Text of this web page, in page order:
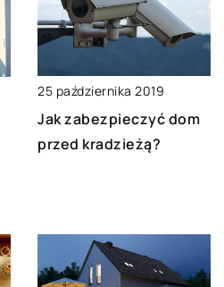
25 października 2019
Jak zabezpieczyć dom
przed kradzieżą?